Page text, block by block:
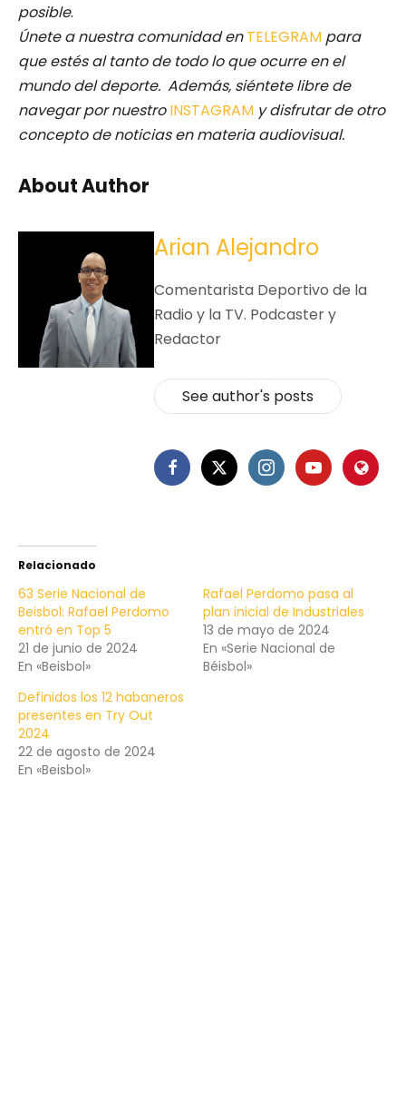
posible.
Únete a nuestra comunidad enTELEGRAM para
que estés al tanto de todo lo que ocurre en el
mundo del deporte. Además, siéntete libre de
navegar por nuestro INSTAGRAM y disfrutar de otro
concepto de noticias en materia audiovisual.
About Author
Arian Alejandro
Comentarista Deportivo de la
Radio y la TV. Podcaster y
Redactor
See author's posts
Relacionado
63 Serie Nacional de
Beisbol: Rafael Perdomo
entró en Top 5
21 de junio de 2024
En «Beisbol»
Rafael Perdomo pasa al
plan inicial de Industriales
13 de mayo de 2024
En «Serie Nacional de
Béisbol»
Definidos los 12 habaneros
presentes en Try Out
2024
22 de agosto de 2024
En «Beisbol»